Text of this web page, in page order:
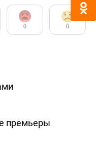
0 0
премьеры